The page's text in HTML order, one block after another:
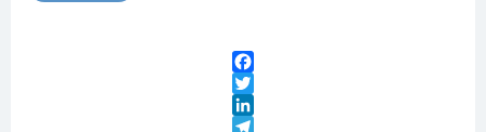
Facebook
Twitter
LinkedIn